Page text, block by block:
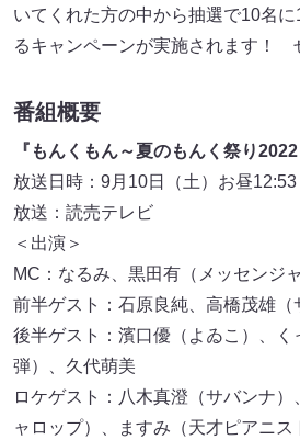
いてくれた方の中から抽選で10名
るキャンペーンが実施されます！
番組概要
『もんくもん～夏のもんく祭り2022
放送日時：9月10日（土）お昼12:53
放送：読売テレビ
＜出演＞
MC：なるみ、黒田有（メッセンジ
前半ゲスト：石原良純、高橋茂雄（
後半ゲスト：濱口優（よゐこ）、く
弾）、久代萌美
ロケゲスト：八木真澄（サバンナ
ャロップ）、ますみ（天才ピアニス